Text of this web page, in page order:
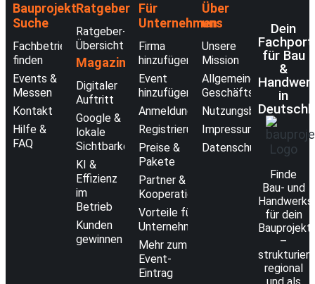
Bauprojekt-
Suche
Fachbetriebe
finden
Events &
Messen
Kontakt
Hilfe &
FAQ
Ratgeber
Ratgeber-
Übersicht
Magazin
Digitaler
Auftritt
Google &
lokale
Sichtbarkeit
KI &
Effizienz
im
Betrieb
Kunden
gewinnen
Für
Unternehmen
Firma
hinzufügen
Event
hinzufügen
Anmeldung
Registrierung
Preise &
Pakete
Partner &
Kooperationen
Vorteile für
Unternehmen
Mehr zum
Event-
Eintrag
Über
uns
Unsere
Mission
Allgemeine
Nutzungsbedingungen
Impressum
Datenschutzerklärung
Dein
für Bau
&
in
Finde
Bau- und
für dein
Bauprojekt
–
regional